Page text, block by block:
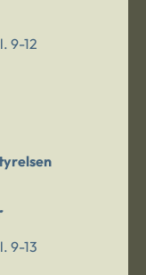
9-12
9-13